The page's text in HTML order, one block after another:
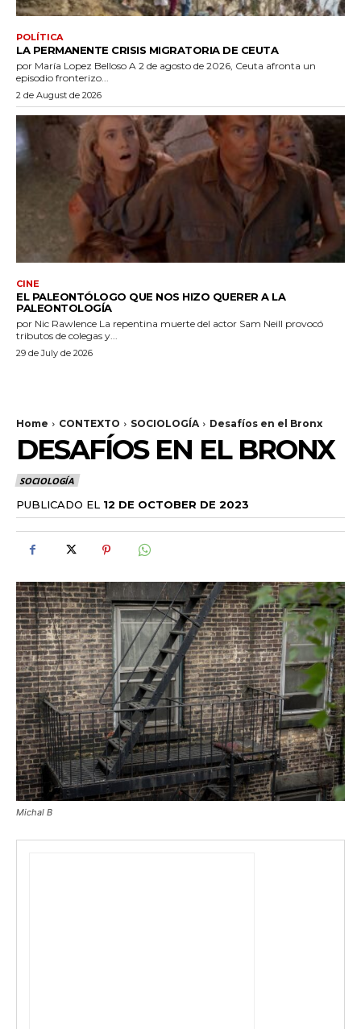
POLÍTICA
LA PERMANENTE CRISIS MIGRATORIA DE CEUTA
por María Lopez Belloso A 2 de agosto de 2026, Ceuta afronta un
episodio fronterizo...
2 de August de 2026
CINE
EL PALEONTÓLOGO QUE NOS HIZO QUERER A LA
PALEONTOLOGÍA
por Nic Rawlence La repentina muerte del actor Sam Neill provocó
tributos de colegas y...
29 de July de 2026